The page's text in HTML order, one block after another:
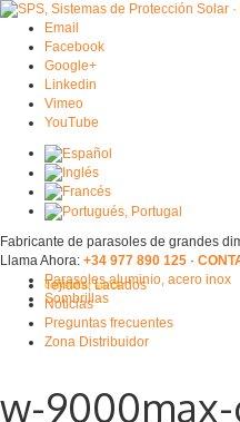
Email
Facebook
Google+
Linkedin
Vimeo
YouTube
Fabricante de parasoles de grandes
Llama Ahora: +34 977 890 125 ·
Parasoles aluminio, acero inox
Sombrillas
consultar stock
Tejidos, Lacados
Noticias
Preguntas frecuentes
Zona Distribuidor
w-